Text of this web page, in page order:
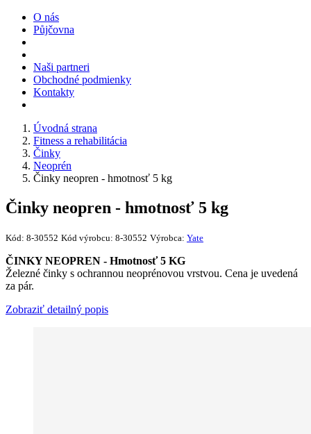
O nás
Půjčovna
Naši partneri
Obchodné podmienky
Kontakty
Úvodná strana
Fitness a rehabilitácia
Činky
Neoprén
Činky neopren - hmotnosť 5 kg
Činky neopren - hmotnosť 5 kg
Kód: 8-30552 Kód výrobcu: 8-30552 Výrobca: Yate
ČINKY NEOPREN - Hmotnosť 5 KG
Železné činky s ochrannou neoprénovou vrstvou. Cena je uvedená
za pár.
Zobraziť detailný popis